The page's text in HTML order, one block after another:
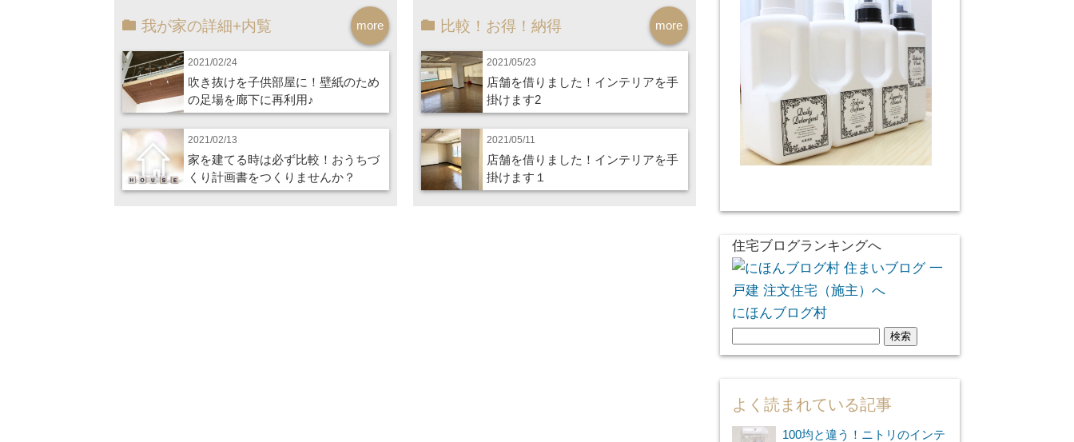
more
我が家の詳細+内覧
2021/02/24
吹き抜けを子供部屋に！壁紙のため
の足場を廊下に再利用♪
2021/02/13
家を建てる時は必ず比較！おうちづ
くり計画書をつくりませんか？
more
比較！お得！納得
2021/05/23
店舗を借りました！インテリアを手
掛けます2
2021/05/11
店舗を借りました！インテリアを手
掛けます１
住宅ブログランキングへ
にほんブログ村
索:
よく読まれている記事
100均と違う！ニトリのインテ